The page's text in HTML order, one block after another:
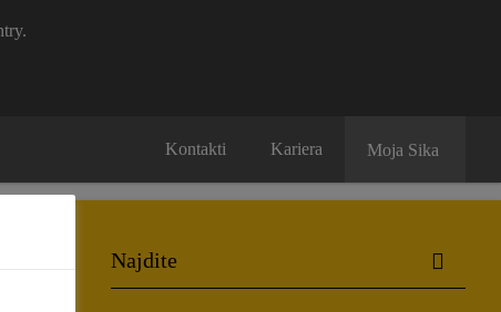
Kontakti Kariera Moja Sika